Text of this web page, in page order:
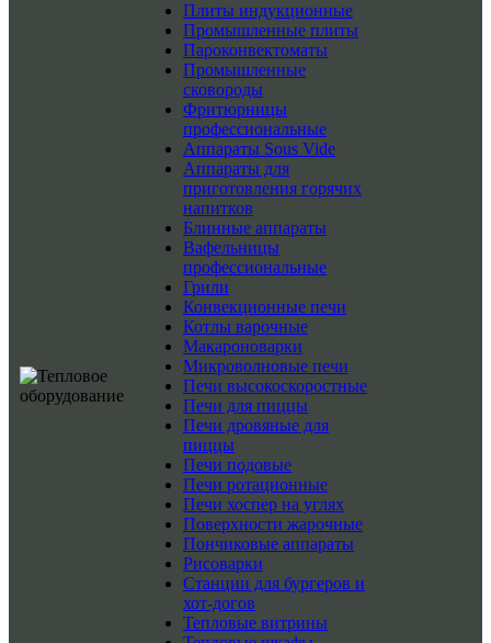
Плиты индукционные
Промышленные плиты
Пароконвектоматы
Промышленные
сковороды
Фритюрницы
профессиональные
Аппараты Sous Vide
Аппараты для
приготовления горячих
напитков
Блинные аппараты
Вафельницы
профессиональные
Грили
Конвекционные печи
Котлы варочные
Макароноварки
Микроволновые печи
Печи высокоскоростные
Печи для пиццы
Печи дровяные для
пиццы
Печи подовые
Печи ротационные
Печи хоспер на углях
Поверхности жарочные
Пончиковые аппараты
Рисоварки
Станции для бургеров и
хот-догов
Тепловые витрины